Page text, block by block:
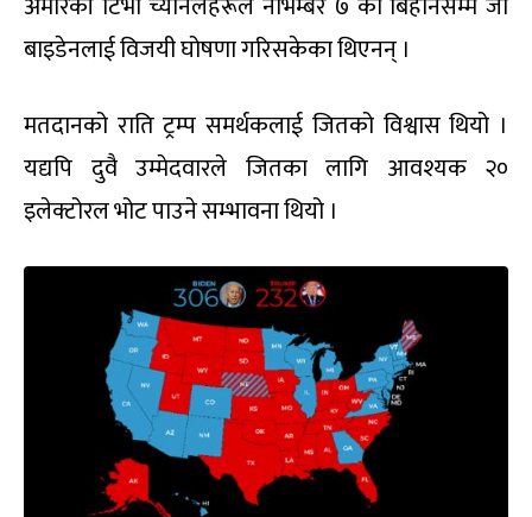
बाइडेनलाई विजयी घोषणा गरिसकेका थिएनन् ।
मतदानको राति ट्रम्प समर्थकलाई जितको विश्वास थियो ।
यद्यपि दुवै उम्मेदवारले जितका लागि आवश्यक २०
इलेक्टोरल भोट पाउने सम्भावना थियो ।